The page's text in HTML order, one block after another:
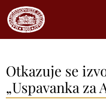
Otkazuje se
„Uspavanka za